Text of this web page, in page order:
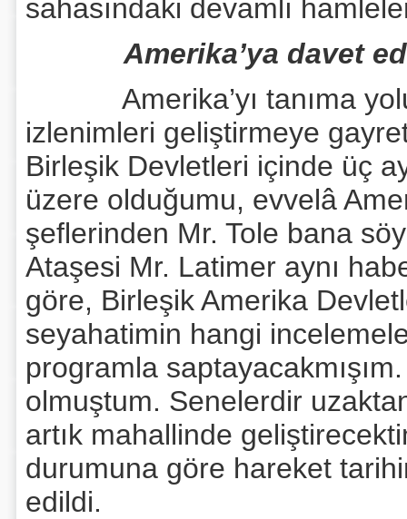
sahasındaki devamlı
Amerika’ya davet
Amerika’yı tanıma
izlenimleri geliştirmeye
Birleşik Devletleri içinde üç
üzere olduğumu, evvelâ
şeflerinden Mr. Tole bana
Ataşesi Mr. Latimer aynı
göre, Birleşik Amerika
seyahatimin hangi
programla
olmuştum. Senelerdir
artık mahallinde
durumuna göre hareket
edildi.